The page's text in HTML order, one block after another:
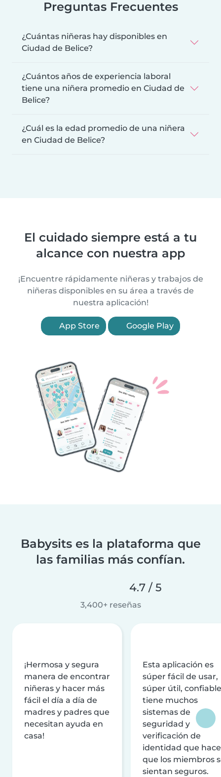
Preguntas Frecuentes
¿Cuántas niñeras hay disponibles en
Ciudad de Belice?
¿Cuántos años de experiencia laboral
tiene una niñera promedio en Ciudad de
Belice?
¿Cuál es la edad promedio de una niñera
en Ciudad de Belice?
El cuidado siempre está a tu
alcance con nuestra app
¡Encuentre rápidamente niñeras y trabajos de
niñeras disponibles en su área a través de
nuestra aplicación!
App Store Google Play
Babysits es la plataforma que
las familias más confían.
4.7 / 5
3,400+ reseñas
¡Hermosa y segura
manera de encontrar
niñeras y hacer más
fácil el día a día de
madres y padres que
necesitan ayuda en
casa!
Esta aplicación es
súper fácil de usar,
súper útil,
tiene muchos
sistemas de
seguridad y
verificación de
identidad que
que los miembros
sientan seguros.